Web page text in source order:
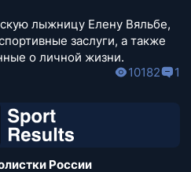
лыжницу Елену Вяльбе,
заслуги, а также
о личной жизни.
10182 1
России